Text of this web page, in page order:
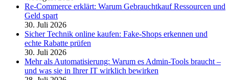
Re-Commerce erklärt: Warum Gebrauchtkauf Ressourcen und
Geld spart
30. Juli 2026
Sicher Technik online kaufen: Fake-Shops erkennen und
echte Rabatte prüfen
30. Juli 2026
Mehr als Automatisierung: Warum es Admin-Tools braucht –
und was sie in Ihrer IT wirklich bewirken